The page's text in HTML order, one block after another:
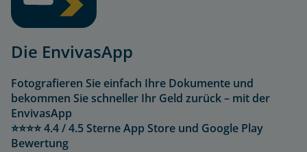
Die EnvivasApp
Fotografieren Sie einfach Ihre Dokumente und
bekommen Sie schneller Ihr Geld zurück – mit der
EnvivasApp
⭐⭐⭐⭐ 4.4 / 4.5 Sterne App Store und Google Play
Bewertung